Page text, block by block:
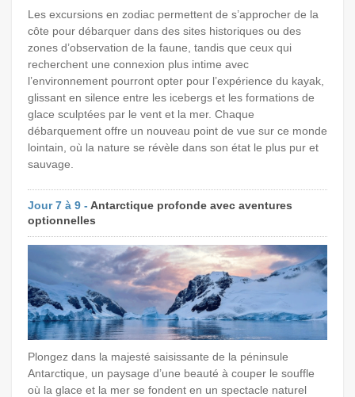
Les excursions en zodiac permettent de s’approcher de la
côte pour débarquer dans des sites historiques ou des
zones d’observation de la faune, tandis que ceux qui
recherchent une connexion plus intime avec
l’environnement pourront opter pour l’expérience du kayak,
glissant en silence entre les icebergs et les formations de
glace sculptées par le vent et la mer. Chaque
débarquement offre un nouveau point de vue sur ce monde
lointain, où la nature se révèle dans son état le plus pur et
sauvage.
Jour 7 à 9 - Antarctique profonde avec aventures
optionnelles
Plongez dans la majesté saisissante de la péninsule
Antarctique, un paysage d’une beauté à couper le souffle
où la glace et la mer se fondent en un spectacle naturel